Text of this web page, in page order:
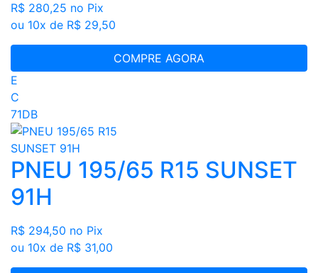
R$ 280,25 no Pix
ou 10x de R$ 29,50
COMPRE AGORA
E
C
71DB
PNEU 195/65 R15 SUNSET
91H
R$ 294,50 no Pix
ou 10x de R$ 31,00